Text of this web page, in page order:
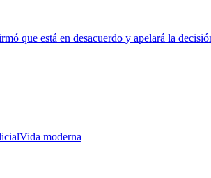
que está en desacuerdo y apelará la
Vida moderna